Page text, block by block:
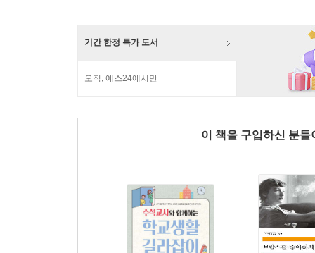
기간 한정 특가 도서
오직, 예스24에서만
이 책을 구입하신 분